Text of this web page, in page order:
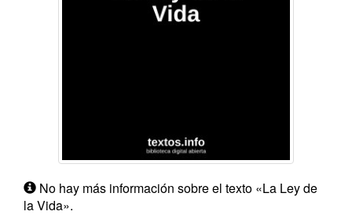
No hay más información sobre el texto «La Ley de
la Vida».